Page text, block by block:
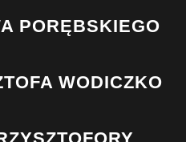
PORĘBSKIEGO
WODICZKO